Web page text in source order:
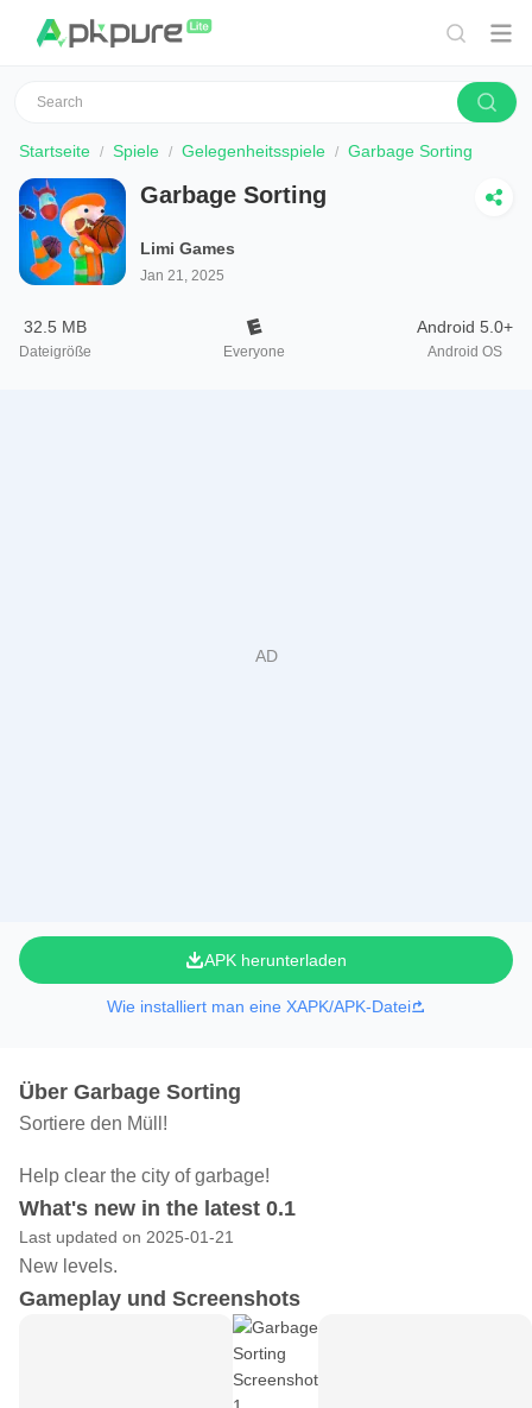
Startseite Spiele Gelegenheitsspiele Garbage Sorting
Garbage Sorting
Limi Games
Jan 21, 2025
32.5 MB
Dateigröße Everyone
Android 5.0+
Android OS
APK herunterladen
Wie installiert man eine XAPK/APK-Datei
Über Garbage Sorting
Sortiere den Müll!
Help clear the city of garbage!
What's new in the latest 0.1
Last updated on 2025-01-21
New levels.
Gameplay und Screenshots